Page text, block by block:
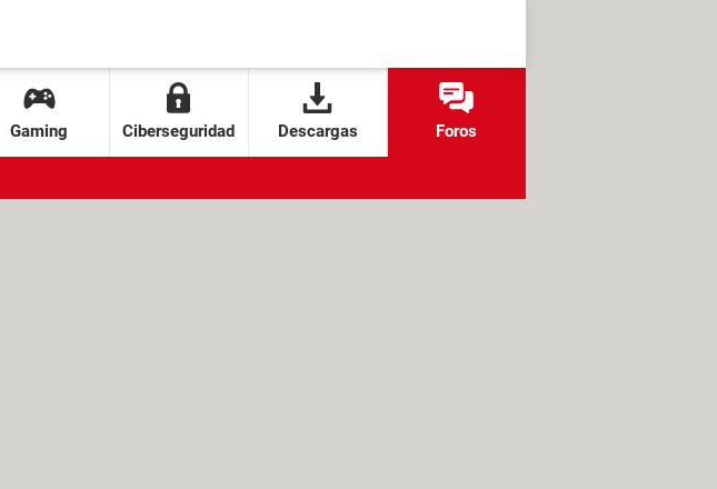
Gaming Ciberseguridad Descargas Foros